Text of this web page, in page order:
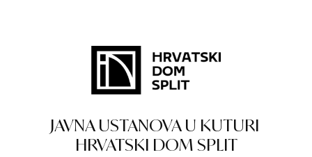
JAVNA USTANOVA U KUTURI
HRVATSKI DOM SPLIT